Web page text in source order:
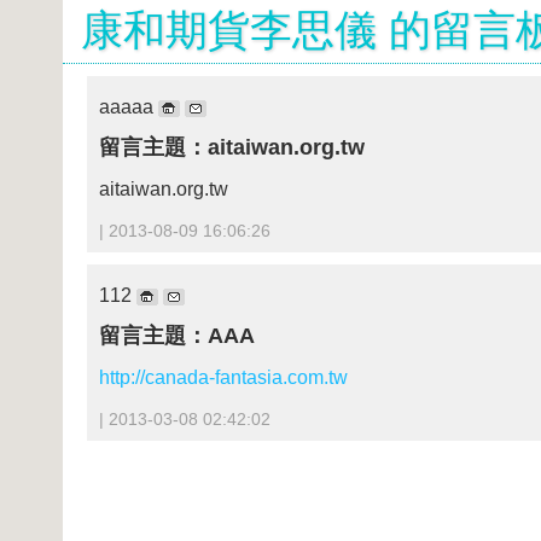
康和期貨李思儀 的留言
aaaaa
留言主題：aitaiwan.org.tw
aitaiwan.org.tw
| 2013-08-09 16:06:26
112
留言主題：AAA
http://canada-fantasia.com.tw
| 2013-03-08 02:42:02